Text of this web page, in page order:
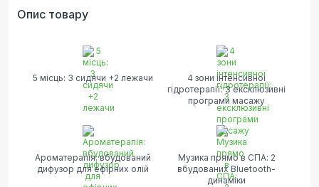
Опис товару
5 місць: 3 сидячи +2 лежачи
4 зони інтенсивної
гідротерапії: 3 ексклюзивні
програми масажу
Ароматерапія: вбудований
дифузор для ефірних олій
Музика прямо в СПА: 2
вбудованих Bluetooth-
динаміки